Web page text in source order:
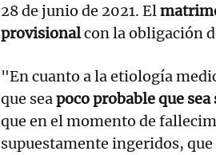
28 de junio de 2021. El
provisionalcon la obligación
"En cuanto a la etiología
que seapoco probable que
que en el momento de
supuestamente ingeridos,